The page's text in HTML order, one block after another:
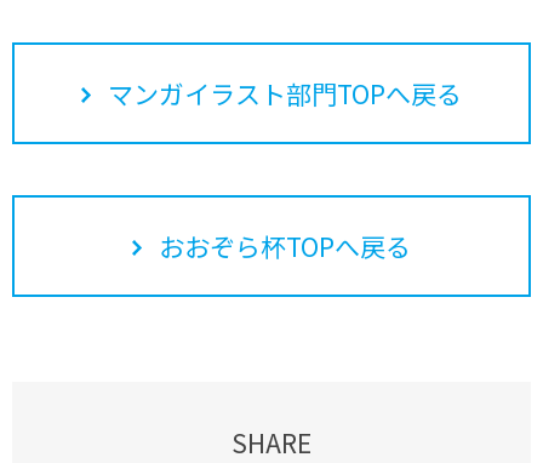
マンガイラスト部門TOPへ戻る
おおぞら杯TOPへ戻る
SHARE